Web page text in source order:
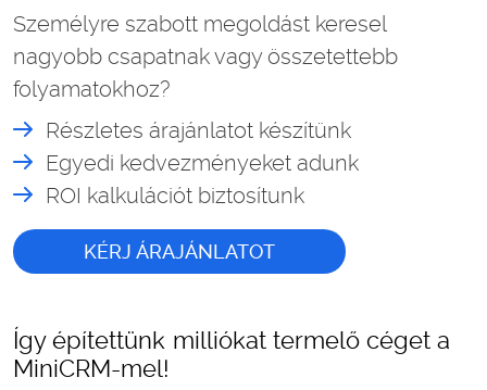
Személyre szabott megoldást keresel
nagyobb csapatnak vagy összetettebb
folyamatokhoz?
Részletes árajánlatot készítünk
Egyedi kedvezményeket adunk
ROI kalkulációt biztosítunk
KÉRJ ÁRAJÁNLATOT
Így építettünk milliókat termelő céget a
MiniCRM-mel!